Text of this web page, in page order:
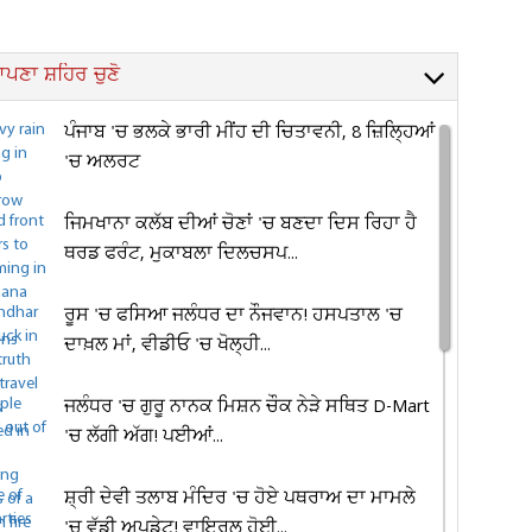
ਸ਼ਹਿਰ ਚੁਣੋ
ਪੰਜਾਬ 'ਚ ਭਲਕੇ ਭਾਰੀ ਮੀਂਹ ਦੀ ਚਿਤਾਵਨੀ, 8 ਜ਼ਿਲ੍ਹਿਆਂ
'ਚ ਅਲਰਟ
ਜਿਮਖਾਨਾ ਕਲੱਬ ਦੀਆਂ ਚੋਣਾਂ 'ਚ ਬਣਦਾ ਦਿਸ ਰਿਹਾ ਹੈ
ਥਰਡ ਫਰੰਟ, ਮੁਕਾਬਲਾ ਦਿਲਚਸਪ...
ਰੂਸ 'ਚ ਫਸਿਆ ਜਲੰਧਰ ਦਾ ਨੌਜਵਾਨ! ਹਸਪਤਾਲ 'ਚ
ਦਾਖ਼ਲ ਮਾਂ, ਵੀਡੀਓ 'ਚ ਖੋਲ੍ਹੀ...
ਜਲੰਧਰ 'ਚ ਗੁਰੂ ਨਾਨਕ ਮਿਸ਼ਨ ਚੌਕ ਨੇੜੇ ਸਥਿਤ D-Mart
'ਚ ਲੱਗੀ ਅੱਗ! ਪਈਆਂ...
ਸ਼੍ਰੀ ਦੇਵੀ ਤਲਾਬ ਮੰਦਿਰ 'ਚ ਹੋਏ ਪਥਰਾਅ ਦਾ ਮਾਮਲੇ